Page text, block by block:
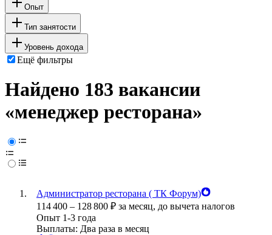
Опыт
Тип занятости
Уровень дохода
Ещё фильтры
Найдено 183 вакансии
«менеджер ресторана»
Администратор ресторана ( ТК Форум)
114 400 – 128 800 ₽ за месяц, до вычета налогов
Опыт 1-3 года
Выплаты: Два раза в месяц